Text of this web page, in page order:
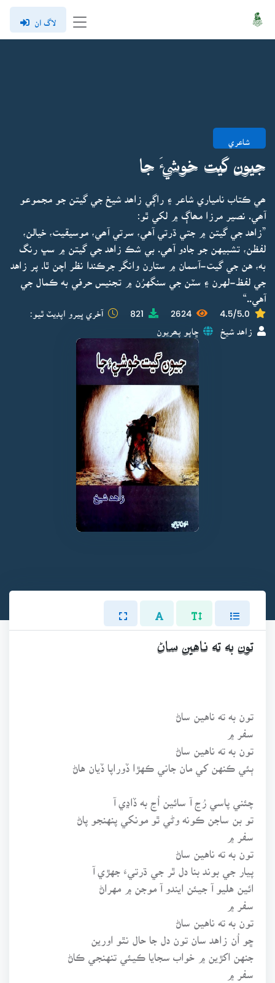
لاگ ان
شاعري
جيون گيت خوشيءَ جا
ھي ڪتاب نامياري شاعر ۽ راڳي زاھد شيخ جي گيتن جو مجموعو
آھي. نصير مرزا مھاڳ ۾ لکي ٿو:
”زاهد جي گيتن ۾ جتي ڌرتي آهي، سرتي آھي، موسيقيت، خيالن،
لفظن، تشبيهن جو جادو آھي. بي شڪ زاهد جي گيتن ۾ سڀ رنگ
به، هن جي گيت-آسمان ۾ ستارن وانگر جرڪندا نظر اچن ٿا. پر زاهد
جي لفظ-لهرن ۽ سٽن جي سنگهرُن ۾ تجنيس حرفي به ڪمال جي
آهي..“
4.5/5.0
2624
821 آخري ڀيرو اپڊيٽ ٿيو:
زاهد شيخ ڇاپو پھريون
تون به ته ناهين ساڻ
تون به ته ناهين ساڻ
سفر ۾
تون به ته ناهين ساڻ
ٻئي ڪنهن کي مان جاني ڪهڙا ڏوراپا ڏيان هاڻ
چئني پاسي رُڃ آ سائين اُڃ به ڏاڍي آ
تو بن ساجن ڪونه وڻي ٿو مونکي پنهنجو پاڻ
سفر ۾
تون به ته ناهين ساڻ
پيار جي بوند بنا دل ٿر جي ڌرتيءَ جهڙي آ
ائين هليو آ جيئن ايندو آ موجن ۾ مهراڻ
سفر ۾
تون به ته ناهين ساڻ
ڇو اُن زاهد سان تون دل جا حال نٿو اورين
جنهن اکڙين ۾ خواب سجايا ڪيئي تنهنجي ڪاڻ
سفر ۾